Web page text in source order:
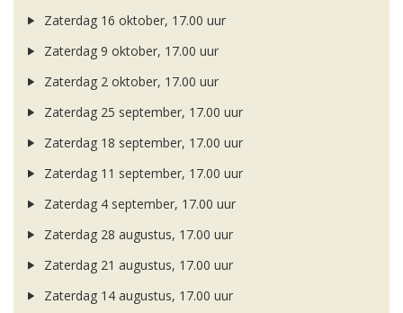
Zaterdag 16 oktober, 17.00 uur
Zaterdag 9 oktober, 17.00 uur
Zaterdag 2 oktober, 17.00 uur
Zaterdag 25 september, 17.00 uur
Zaterdag 18 september, 17.00 uur
Zaterdag 11 september, 17.00 uur
Zaterdag 4 september, 17.00 uur
Zaterdag 28 augustus, 17.00 uur
Zaterdag 21 augustus, 17.00 uur
Zaterdag 14 augustus, 17.00 uur